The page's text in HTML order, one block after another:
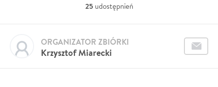
25 udostępnień
Krzysztof Miarecki
ORGANIZATOR ZBIÓRKI